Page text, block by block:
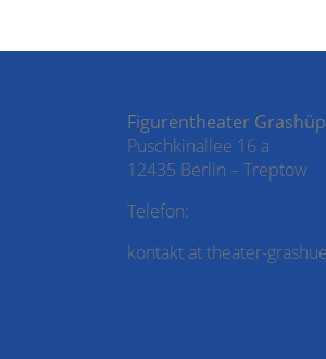
Figurentheater
Puschkinallee 16 a
12435 Berlin – Treptow
Telefon:
kontakt at theater-